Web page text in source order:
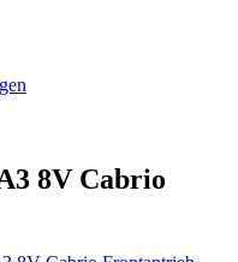
8V Cabrio